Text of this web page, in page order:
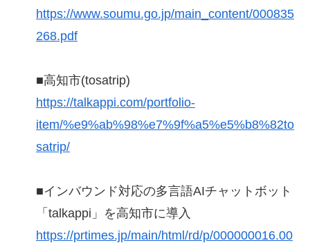
https://www.soumu.go.jp/main_content/000835
268.pdf
■高知市(tosatrip)
https://talkappi.com/portfolio-
item/%e9%ab%98%e7%9f%a5%e5%b8%82to
satrip/
■インバウンド対応の多言語AIチャットボット
「talkappi」を高知市に導入
https://prtimes.jp/main/html/rd/p/000000016.00